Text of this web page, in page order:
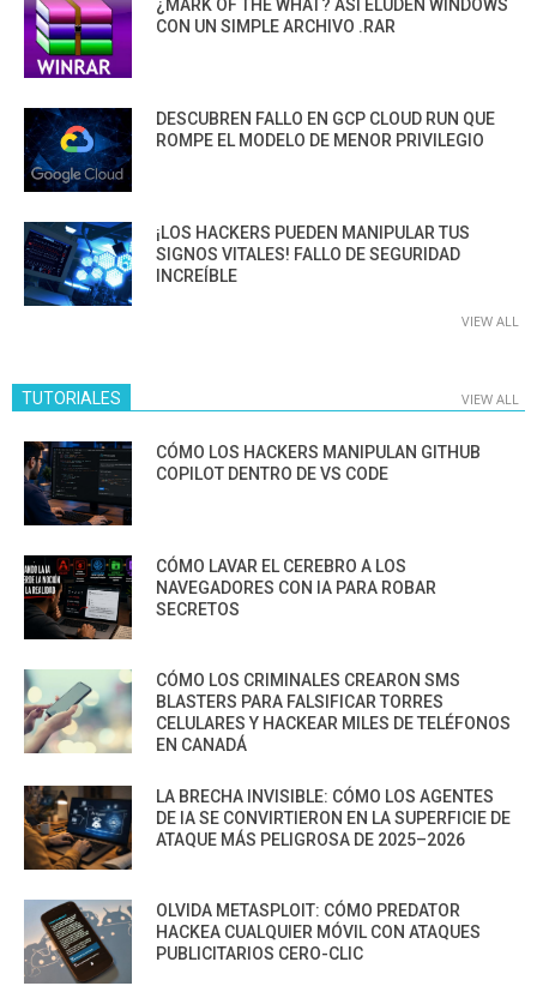
¿MARK OF THE WHAT? ASÍ ELUDEN WINDOWS
CON UN SIMPLE ARCHIVO .RAR
DESCUBREN FALLO EN GCP CLOUD RUN QUE
ROMPE EL MODELO DE MENOR PRIVILEGIO
¡LOS HACKERS PUEDEN MANIPULAR TUS
SIGNOS VITALES! FALLO DE SEGURIDAD
INCREÍBLE
VIEW ALL
TUTORIALES VIEW ALL
CÓMO LOS HACKERS MANIPULAN GITHUB
COPILOT DENTRO DE VS CODE
CÓMO LAVAR EL CEREBRO A LOS
NAVEGADORES CON IA PARA ROBAR
SECRETOS
CÓMO LOS CRIMINALES CREARON SMS
BLASTERS PARA FALSIFICAR TORRES
CELULARES Y HACKEAR MILES DE TELÉFONOS
EN CANADÁ
LA BRECHA INVISIBLE: CÓMO LOS AGENTES
DE IA SE CONVIRTIERON EN LA SUPERFICIE DE
ATAQUE MÁS PELIGROSA DE 2025–2026
OLVIDA METASPLOIT: CÓMO PREDATOR
HACKEA CUALQUIER MÓVIL CON ATAQUES
PUBLICITARIOS CERO-CLIC